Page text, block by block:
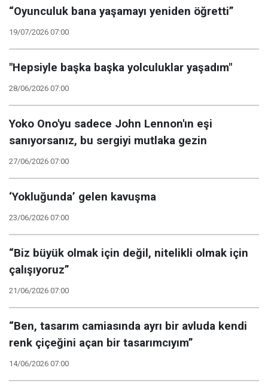
“Oyunculuk bana yaşamayı yeniden öğretti”
19/07/2026 07:00
"Hepsiyle başka başka yolculuklar yaşadım"
28/06/2026 07:00
Yoko Ono'yu sadece John Lennon'ın eşi
sanıyorsanız, bu sergiyi mutlaka gezin
27/06/2026 07:00
‘Yokluğunda’ gelen kavuşma
23/06/2026 07:00
“Biz büyük olmak için değil, nitelikli olmak için
çalışıyoruz”
21/06/2026 07:00
“Ben, tasarım camiasında ayrı bir avluda kendi
renk çiçeğini açan bir tasarımcıyım”
14/06/2026 07:00